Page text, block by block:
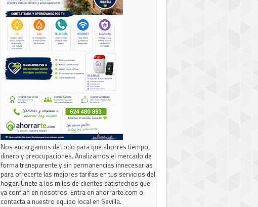
Nos encargamos de todo para que ahorres tiempo,
dinero y preocupaciones. Analizamos el mercado de
forma transparente y sin permanencias innecesarias
para ofrecerte las mejores tarifas en tus servicios del
hogar. Únete a los miles de clientes satisfechos que
ya confían en nosotros. Entra en ahorrarte.com o
contacta a nuestro equipo local en Sevilla.